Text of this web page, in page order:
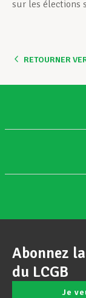
sur les élections
RETOURNER
Abonnez
du LCGB
Je